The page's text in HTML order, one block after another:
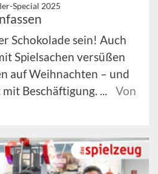
Special 2025
Schokolade sein! Auch
Spielsachen versüßen
auf Weihnachten – und
Beschäftigung. ...
Von